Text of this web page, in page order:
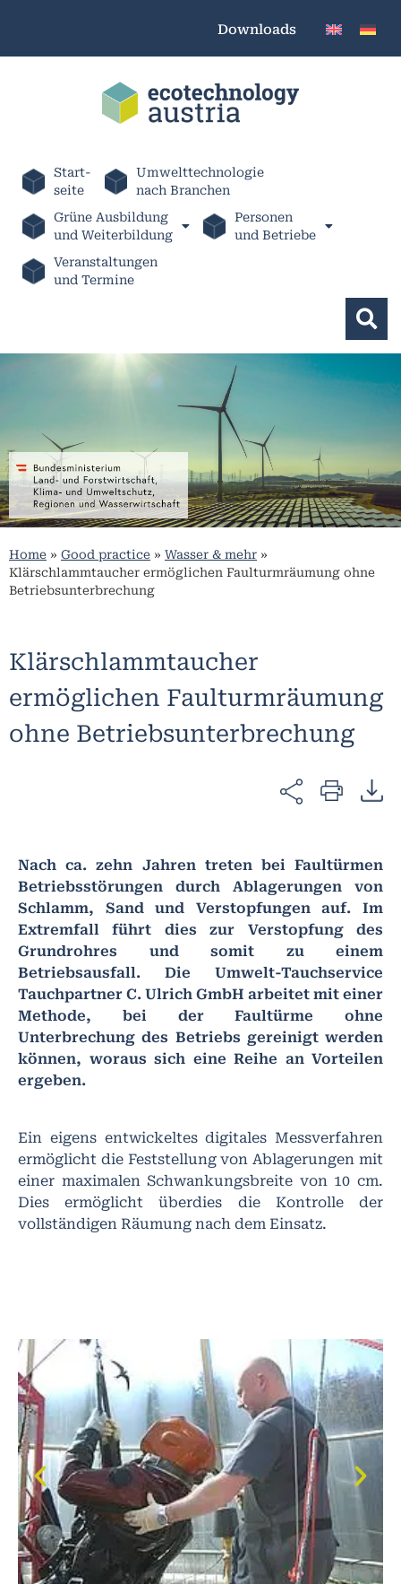
Downloads
Start-
seite
Umwelttechnologie
nach Branchen
Grüne Ausbildung
und Weiterbildung
Personen
und Betriebe
Veranstaltungen
und Termine
Home » Good practice » Wasser & mehr »
Klärschlammtaucher ermöglichen Faulturmräumung ohne
Betriebsunterbrechung
Klärschlammtaucher
ermöglichen Faulturmräumung
ohne Betriebsunterbrechung
Nach ca. zehn Jahren treten bei Faultürmen
Betriebsstörungen durch Ablagerungen von
Schlamm, Sand und Verstopfungen auf. Im
Extremfall führt dies zur Verstopfung des
Grundrohres und somit zu einem
Betriebsausfall. Die Umwelt-Tauchservice
Tauchpartner C. Ulrich GmbH arbeitet mit einer
Methode, bei der Faultürme ohne
Unterbrechung des Betriebs gereinigt werden
können, woraus sich eine Reihe an Vorteilen
ergeben.
Ein eigens entwickeltes digitales Messverfahren
ermöglicht die Feststellung von Ablagerungen mit
einer maximalen Schwankungsbreite von 10 cm.
Dies ermöglicht überdies die Kontrolle der
vollständigen Räumung nach dem Einsatz.